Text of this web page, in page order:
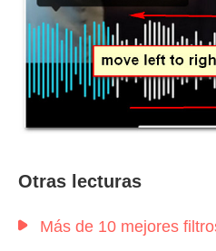
Otras lecturas
Más de 10 mejores